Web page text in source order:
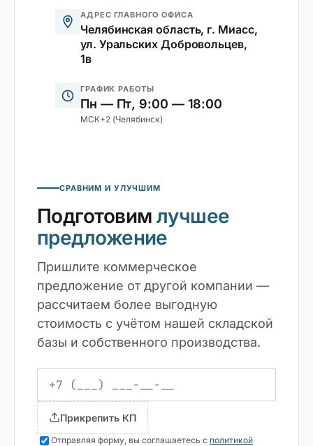
АДРЕС ГЛАВНОГО ОФИСА
Челябинская область, г. Миасс,
ул. Уральских Добровольцев,
1в
ГРАФИК РАБОТЫ
Пн — Пт, 9:00 — 18:00
МСК+2 (Челябинск)
СРАВНИМ И УЛУЧШИМ
Подготовим лучшее
предложение
Пришлите коммерческое
предложение от другой компании —
рассчитаем более выгодную
стоимость с учётом нашей складской
базы и собственного производства.
Прикрепить КП
Отправляя форму, вы соглашаетесь с политикой